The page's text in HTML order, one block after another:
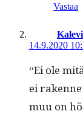
Vastaa
14.9.2020
“Ei ole
ei
muu on